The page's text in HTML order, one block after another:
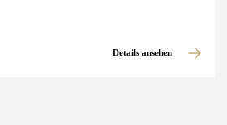
Details ansehen